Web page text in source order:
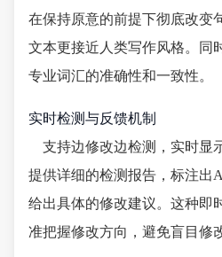
在保持原意的前提下彻底改变
文本更接近人类写作风格。同
专业词汇的准确性和一致性。
实时检测与反馈机制
支持边修改边检测，实时显
提供详细的检测报告，标注出
给出具体的修改建议。这种即
准把握修改方向，避免盲目修